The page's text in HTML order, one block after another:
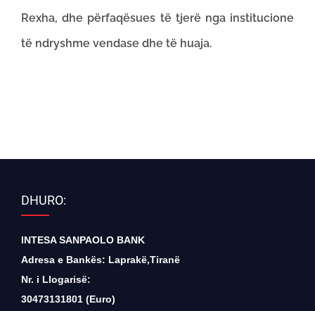
Rexha, dhe përfaqësues të tjerë nga institucione
të ndryshme vendase dhe të huaja.
DHURO:
INTESA SANPAOLO BANK
Adresa e Bankës: Laprakë,Tiranë
Nr. i Llogarisë:
30473131801 (Euro)